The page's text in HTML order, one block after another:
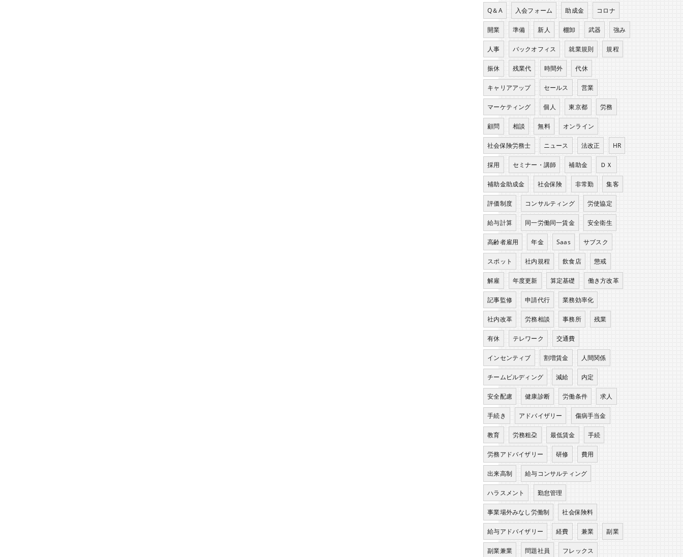
Q＆A 入会フォーム 助成金 コロナ
開業 準備 新人 棚卸 武器 強み
人事 バックオフィス 就業規則 規程
振休 残業代 時間外 代休
キャリアアップ セールス 営業
マーケティング 個人 東京都 労務
顧問 相談 無料 オンライン
社会保険労務士 ニュース 法改正 HR
採用 セミナー・講師 補助金 ＤＸ
補助金助成金 社会保険 非常勤 集客
評価制度 コンサルティング 労使協定
給与計算 同一労働同一賃金 安全衛生
高齢者雇用 年金 Saas サブスク
スポット 社内規程 飲食店 懲戒
解雇 年度更新 算定基礎 働き方改革
記事監修 申請代行 業務効率化
社内改革 労務相談 事務所 残業
有休 テレワーク 交通費
インセンティブ 割増賃金 人間関係
チームビルディング 減給 内定
安全配慮 健康診断 労働条件 求人
手続き アドバイザリー 傷病手当金
教育 労務粗朶 最低賃金 手続
労務アドバイザリー 研修 費用
出来高制 給与コンサルティング
ハラスメント 勤怠管理
事業場外みなし労働制 社会保険料
給与アドバイザリー 経費 兼業 副業
副業兼業 問題社員 フレックス